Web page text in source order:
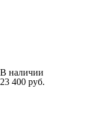
В наличии
23 400 руб.